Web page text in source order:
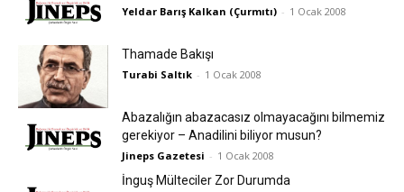
Yeldar Barış Kalkan (Çurmıtı) - 1 Ocak 2008
Thamade Bakışı
Turabi Saltık - 1 Ocak 2008
Abazalığın abazacasız olmayacağını bilmemiz
gerekiyor – Anadilini biliyor musun?
Jineps Gazetesi - 1 Ocak 2008
İnguş Mülteciler Zor Durumda